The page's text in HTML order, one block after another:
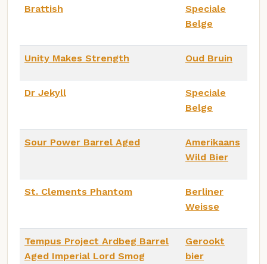
Brattish
Speciale
Belge
Unity Makes Strength Oud Bruin
Dr Jekyll
Speciale
Belge
Sour Power Barrel Aged
Amerikaans
Wild Bier
St. Clements Phantom
Berliner
Weisse
Tempus Project Ardbeg Barrel
Aged Imperial Lord Smog
Gerookt
bier